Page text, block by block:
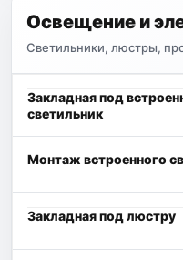
Освещение и
Светильники, люстры,
Закладная под
светильник
Монтаж встроенного
Закладная под люстру